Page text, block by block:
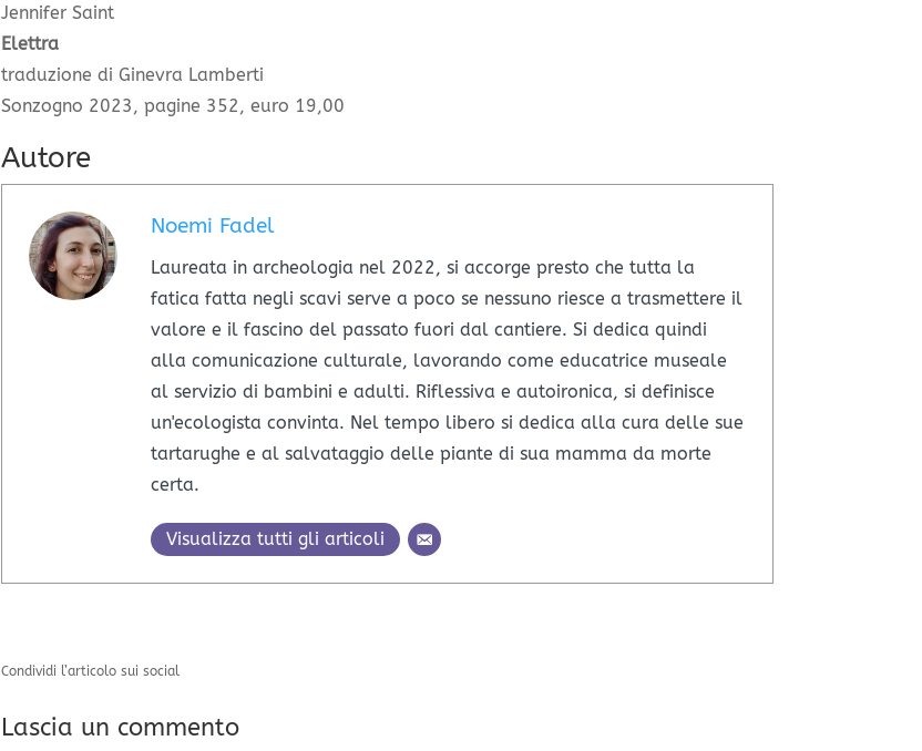
Jennifer Saint
Elettra
traduzione di Ginevra Lamberti
Sonzogno 2023, pagine 352, euro 19,00
Autore
Noemi Fadel
Laureata in archeologia nel 2022, si accorge presto che tutta la
fatica fatta negli scavi serve a poco se nessuno riesce a trasmettere il
valore e il fascino del passato fuori dal cantiere. Si dedica quindi
alla comunicazione culturale, lavorando come educatrice museale
al servizio di bambini e adulti. Riflessiva e autoironica, si definisce
un'ecologista convinta. Nel tempo libero si dedica alla cura delle sue
tartarughe e al salvataggio delle piante di sua mamma da morte
certa.
Visualizza tutti gli articoli
Condividi l’articolo sui social
Lascia un commento